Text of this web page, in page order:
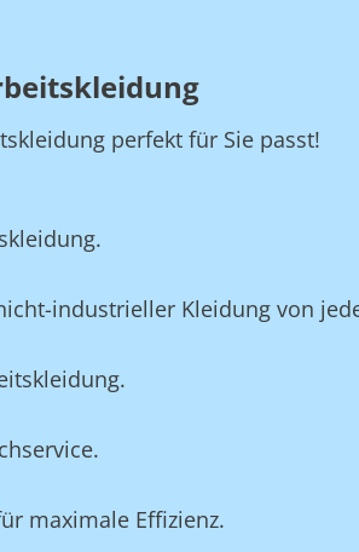
perfekt für Sie passt!
industrieller Kleidung von
maximale Effizienz.